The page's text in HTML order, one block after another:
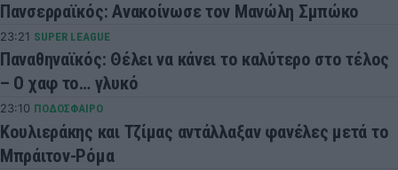
Πανσερραϊκός: Ανακοίνωσε τον Μανώλη Σμπώκο
23:21 SUPER LEAGUE
Παναθηναϊκός: Θέλει να κάνει το καλύτερο στο τέλος
– Ο χαφ το… γλυκό
23:10 ΠΟΔΟΣΦΑΙΡΟ
Κουλιεράκης και Τζίμας αντάλλαξαν φανέλες μετά το
Μπράιτον-Ρόμα